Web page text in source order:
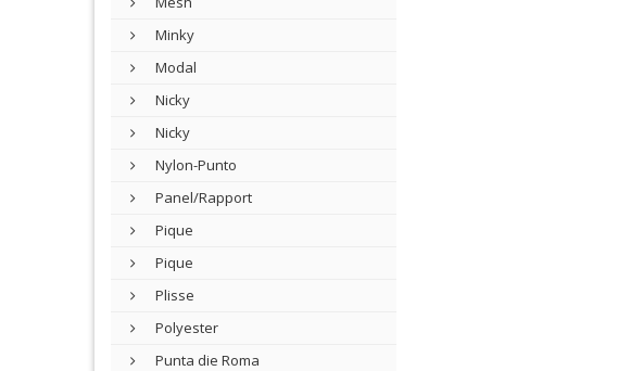
Minky
Modal
Nicky
Nicky
Nylon-Punto
Panel/Rapport
Pique
Pique
Plisse
Polyester
Punta die Roma